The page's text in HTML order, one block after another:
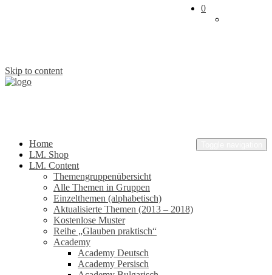
Skip to content
0
Home
LM. Shop
LM. Content
Themengruppenübersicht
Alle Themen in Gruppen
Einzelthemen (alphabetisch)
Aktualisierte Themen (2013 – 2018)
Kostenlose Muster
Reihe „Glauben praktisch“
Academy
Academy Deutsch
Academy Persisch